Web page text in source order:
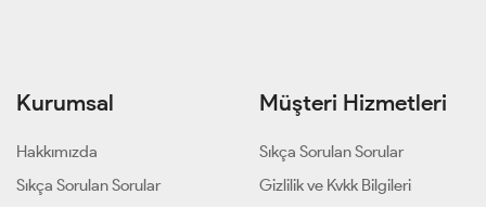
Kurumsal
Hakkımızda
Sıkça Sorulan Sorular
Müşteri Hizmetleri
Sıkça Sorulan Sorular
Gizlilik ve Kvkk Bilgileri